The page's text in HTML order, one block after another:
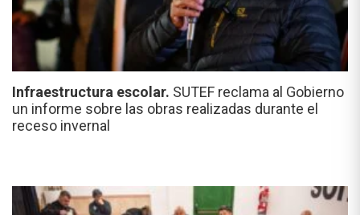
Infraestructura escolar. SUTEF reclama al Gobierno
un informe sobre las obras realizadas durante el
receso invernal